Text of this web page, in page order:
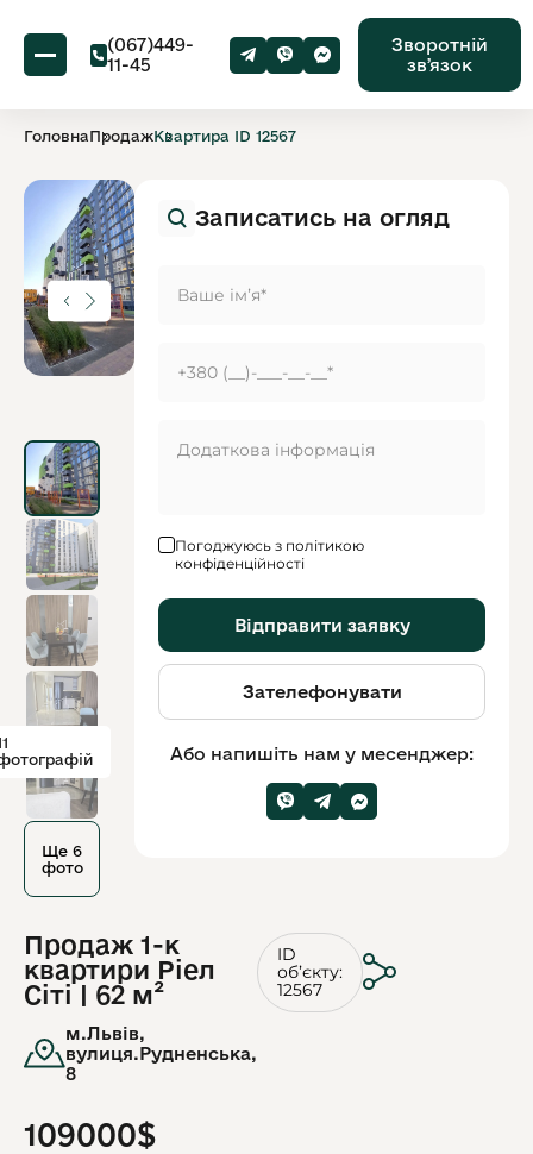
(067)449-
11-45
Зворотній
звʼязок
ГоловнаПродажКвартира ID 12567
Ще 6
фото
Продаж 1-к
квартири Ріел
Сіті | 62 м²
м.Львів,
вулиця.Рудненська,
8
ID
обʼєкту:
12567
109000$
Записатись на огляд
Погоджуюсь з політикою
конфіденційності
Відправити заявку
Зателефонувати
Або напишіть нам у месенджер: